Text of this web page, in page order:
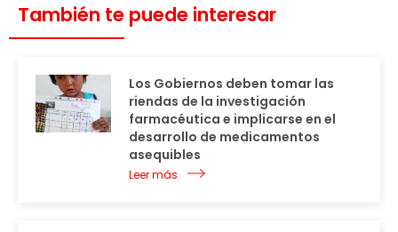
También te puede interesar
Los Gobiernos deben tomar las
riendas de la investigación
farmacéutica e implicarse en el
desarrollo de medicamentos
asequibles
Leer más